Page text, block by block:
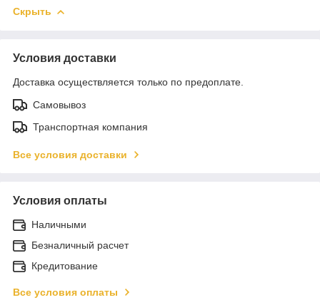
Скрыть
Условия доставки
Доставка осуществляется только по предоплате.
Самовывоз
Транспортная компания
Все условия доставки
Условия оплаты
Наличными
Безналичный расчет
Кредитование
Все условия оплаты